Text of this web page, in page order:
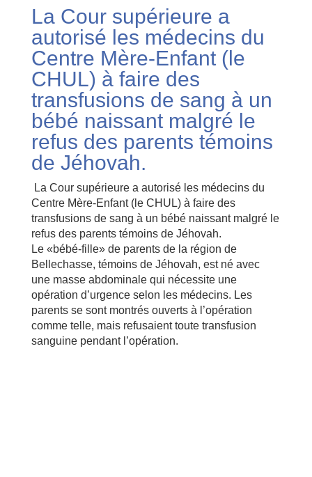
La Cour supérieure a
autorisé les médecins du
Centre Mère-Enfant (le
CHUL) à faire des
transfusions de sang à un
bébé naissant malgré le
refus des parents témoins
de Jéhovah.
La Cour supérieure a autorisé les médecins du
Centre Mère-Enfant (le CHUL) à faire des
transfusions de sang à un bébé naissant malgré le
refus des parents témoins de Jéhovah.
Le «bébé-fille» de parents de la région de
Bellechasse, témoins de Jéhovah, est né avec
une masse abdominale qui nécessite une
opération d’urgence selon les médecins. Les
parents se sont montrés ouverts à l’opération
comme telle, mais refusaient toute transfusion
sanguine pendant l’opération.